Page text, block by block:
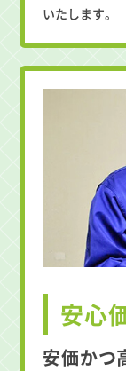
いたします。
安心
安価かつ